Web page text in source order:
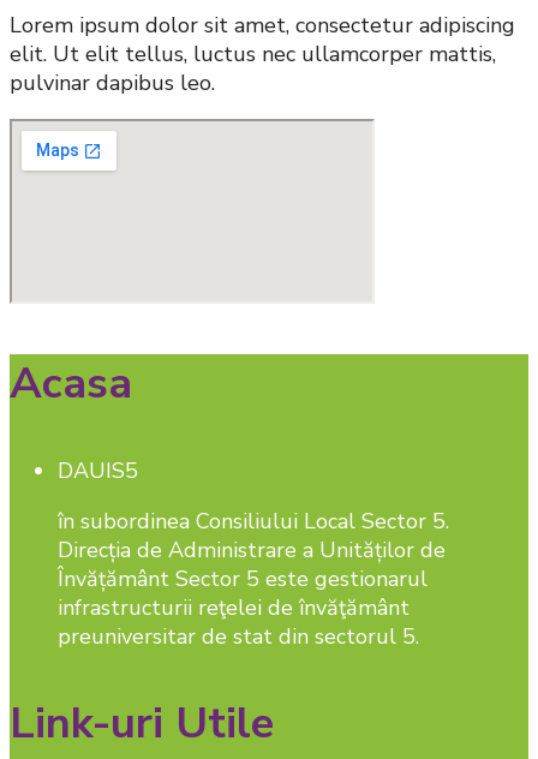
Lorem ipsum dolor sit amet, consectetur adipiscing
elit. Ut elit tellus, luctus nec ullamcorper mattis,
pulvinar dapibus leo.
Acasa
DAUIS5
în subordinea Consiliului Local Sector 5.
Direcția de Administrare a Unităților de
Învățământ Sector 5 este gestionarul
infrastructurii reţelei de învăţământ
preuniversitar de stat din sectorul 5.
Link-uri Utile